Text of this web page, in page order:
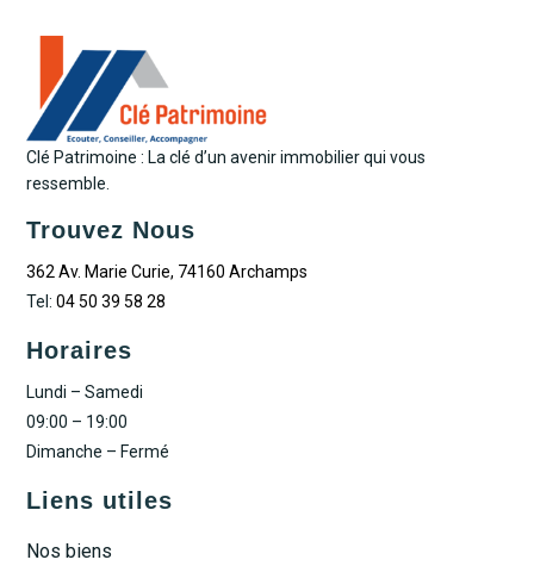
Clé Patrimoine : La clé d’un avenir immobilier qui vous
ressemble.
Trouvez Nous
362 Av. Marie Curie, 74160 Archamps
Tel:04 50 39 58 28
Horaires
Lundi – Samedi
09:00 – 19:00
Dimanche – Fermé
Liens utiles
Nos biens